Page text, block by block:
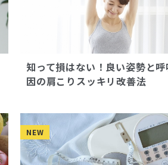
知って損はない！良い姿勢と
因の肩こりスッキリ改善法
NEW